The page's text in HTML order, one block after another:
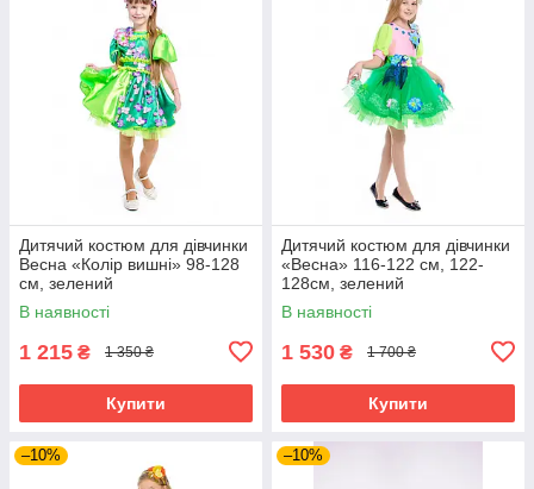
Дитячий костюм для дівчинки
Весна «Колір вишні» 98-128
см, зелений
В наявності
1 215 ₴ 1 350 ₴
Купити
Дитячий костюм для дівчинки
«Весна» 116-122 см, 122-
128см, зелений
В наявності
1 530 ₴ 1 700 ₴
Купити
–10% –10%